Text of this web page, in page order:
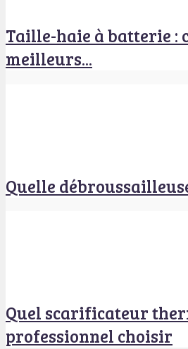
Taille-haie à batterie :
meilleurs...
Quelle
Quel scarificateur
professionnel choisir